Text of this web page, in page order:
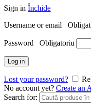
Sign in Închide
Username or email
Password Obligatoriu
Log in
Lost your password?
No account yet? Create an
Search for: